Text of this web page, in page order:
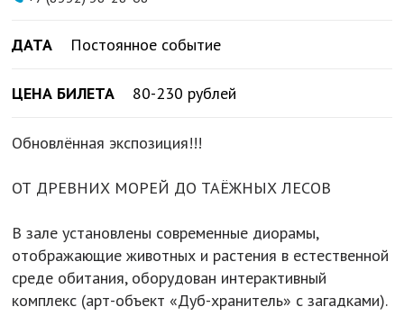
ДАТА Постоянное событие
ЦЕНА БИЛЕТА 80-230 рублей
Обновлённая экспозиция!!!
ОТ ДРЕВНИХ МОРЕЙ ДО ТАЁЖНЫХ ЛЕСОВ
В зале установлены современные диорамы,
отображающие животных и растения в естественной
среде обитания, оборудован интерактивный
комплекс (арт-объект «Дуб-хранитель» с загадками).